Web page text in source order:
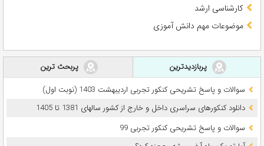
کارشناسی ارشد
موضوعات مهم دانش آموزی
پربازدیدترین
پربحث ترین
سوالات و پاسخ تشریحی کنکور تجربی اردیبهشت 1403 (نوبت اول)
دانلود کنکورهای سراسری داخل و خارج از کشور سالهای 1381 تا 1405
سوالات و پاسخ تشریحی کنکور تجربی 99